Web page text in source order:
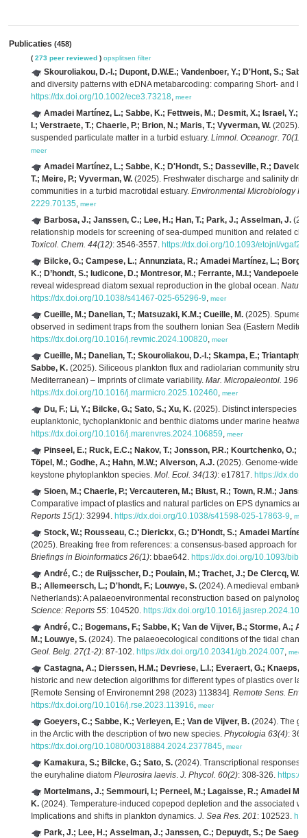
Publicaties (458)
( 273 peer reviewed ) opsplitsen filter
Skouroliakou, D.-I.; Dupont, D.W.E.; Vandenboer, Y.; D'Hont, S.;
and diversity patterns with eDNA metabarcoding: comparing Short‐ and
https://dx.doi.org/10.1002/ece3.73218, meer
Amadei Martínez, L.; Sabbe, K.; Fettweis, M.; Desmit, X.; Israel, Y.;
I.; Verstraete, T.; Chaerle, P.; Brion, N.; Maris, T.; Vyverman, W. (2025).
suspended particulate matter in a turbid estuary. Limnol. Oceanogr. 70(11)
meer
Amadei Martínez, L.; Sabbe, K.; D'Hondt, S.; Dasseville, R.;
T.; Meire, P.; Vyverman, W. (2025). Freshwater discharge and salinity
communities in a turbid macrotidal estuary. Environmental Microbiology
2229.70135, meer
Barbosa, J.; Janssen, C.; Lee, H.; Han, T.; Park, J.; Asselman, J.
relationship models for screening of sea-dumped munition and related
Toxicol. Chem. 44(12): 3546-3557. https://dx.doi.org/10.1093/etojnl/
Bilcke, G.; Campese, L.; Annunziata, R.; Amadei Martínez, L.;
K.; D’hondt, S.; Iudicone, D.; Montresor, M.; Ferrante, M.I.; Vandepoele,
reveal widespread diatom sexual reproduction in the global ocean.
https://dx.doi.org/10.1038/s41467-025-65296-9, meer
Cueille, M.; Danelian, T.; Matsuzaki, K.M.; Cueille, M. (2025).
observed in sediment traps from the southern Ionian Sea (Eastern
https://dx.doi.org/10.1016/j.revmic.2024.100820, meer
Cueille, M.; Danelian, T.; Skouroliakou, D.-I.; Skampa, E.;
Sabbe, K. (2025). Siliceous plankton flux and radiolarian community
Mediterranean) – Imprints of climate variability. Mar. Micropaleontol. 196
https://dx.doi.org/10.1016/j.marmicro.2025.102460, meer
Du, F.; Li, Y.; Bilcke, G.; Sato, S.; Xu, K. (2025). Distinct interspecies
euplanktonic, tychoplanktonic and benthic diatoms under marine
https://dx.doi.org/10.1016/j.marenvres.2024.106859, meer
Pinseel, E.; Ruck, E.C.; Nakov, T.; Jonsson, P.R.; Kourtchenko, O.;
Töpel, M.; Godhe, A.; Hahn, M.W.; Alverson, A.J. (2025). Genome‐wide
keystone phytoplankton species. Mol. Ecol. 34(13): e17817. https://
Sioen, M.; Chaerle, P.; Vercauteren, M.; Blust, R.; Town, R.M.;
Comparative impact of plastics and natural particles on EPS dynamics
Reports 15(1): 32994. https://dx.doi.org/10.1038/s41598-025-17863-9,
Stock, W.; Rousseau, C.; Dierickx, G.; D'Hondt, S.; Amadei
(2025). Breaking free from references: a consensus-based approach for
Briefings in Bioinformatics 26(1): bbae642. https://dx.doi.org/10.1093/bib/
André, C.; de Ruijsscher, D.; Poulain, M.; Trachet, J.; De Clercq,
B.; Allemeersch, L.; D'hondt, F.; Louwye, S. (2024). A medieval
Netherlands): A palaeoenvironmental reconstruction based on
Science: Reports 55: 104520. https://dx.doi.org/10.1016/
André, C.; Bogemans, F.; Sabbe, K; Van de Vijver, B.; Storme, A.;
M.; Louwye, S. (2024). The palaeoecological conditions of the tidal
Geol. Belg. 27(1-2): 87-102. https://dx.doi.org/10.20341/gb.2024.007, meer
Castagna, A.; Dierssen, H.M.; Devriese, L.I.; Everaert, G.; Knaeps,
historic and new detection algorithms for different types of plastics over
[Remote Sensing of Environemnt 298 (2023) 113834]. Remote Sens.
https://dx.doi.org/10.1016/j.rse.2023.113916, meer
Goeyers, C.; Sabbe, K.; Verleyen, E.; Van de Vijver, B. (2024). The
in the Arctic with the description of two new species. Phycologia 63(4):
https://dx.doi.org/10.1080/00318884.2024.2377845, meer
Kamakura, S.; Bilcke, G.; Sato, S. (2024). Transcriptional responses
the euryhaline diatom Pleurosira laevis. J. Phycol. 60(2): 308-326. https://
Mortelmans, J.; Semmouri, I.; Perneel, M.; Lagaisse, R.; Amadei
K. (2024). Temperature-induced copepod depletion and the associated
Implications and shifts in plankton dynamics. J. Sea Res. 201: 102523.
Park, J.; Lee, H.; Asselman, J.; Janssen, C.; Depuydt, S.; De